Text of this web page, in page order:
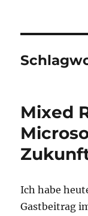
Mixed
Ich habe
Gastbeitrag